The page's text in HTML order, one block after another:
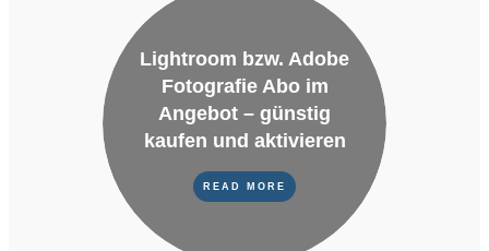
Lightroom bzw. Adobe
Fotografie Abo im
Angebot – günstig
kaufen und aktivieren
READ MORE